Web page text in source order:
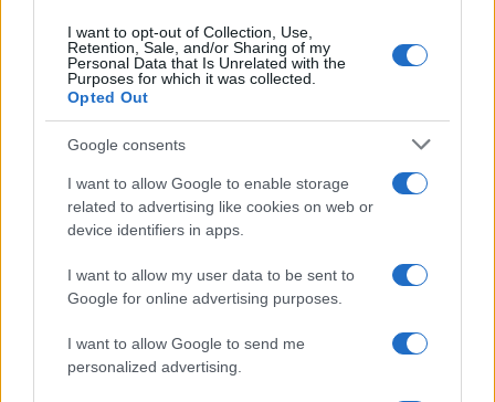
I want to opt-out of Collection, Use,
Retention, Sale, and/or Sharing of my
Personal Data that Is Unrelated with the
Purposes for which it was collected.
Opted Out
Google consents
I want to allow Google to enable storage
related to advertising like cookies on web or
device identifiers in apps.
I want to allow my user data to be sent to
Google for online advertising purposes.
I want to allow Google to send me
personalized advertising.
Continua a leggere
LIFESTYLE